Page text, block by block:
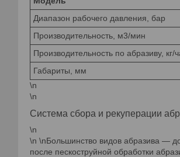
Диапазон рабочего давления, бар
Производительность, м3/мин
Производительность по абразиву, кг/
Габариты, мм
\n
\n
Система сбора и рекуперации
\n
\n \nБольшинство видов абразива —
после пескоструйной обработки